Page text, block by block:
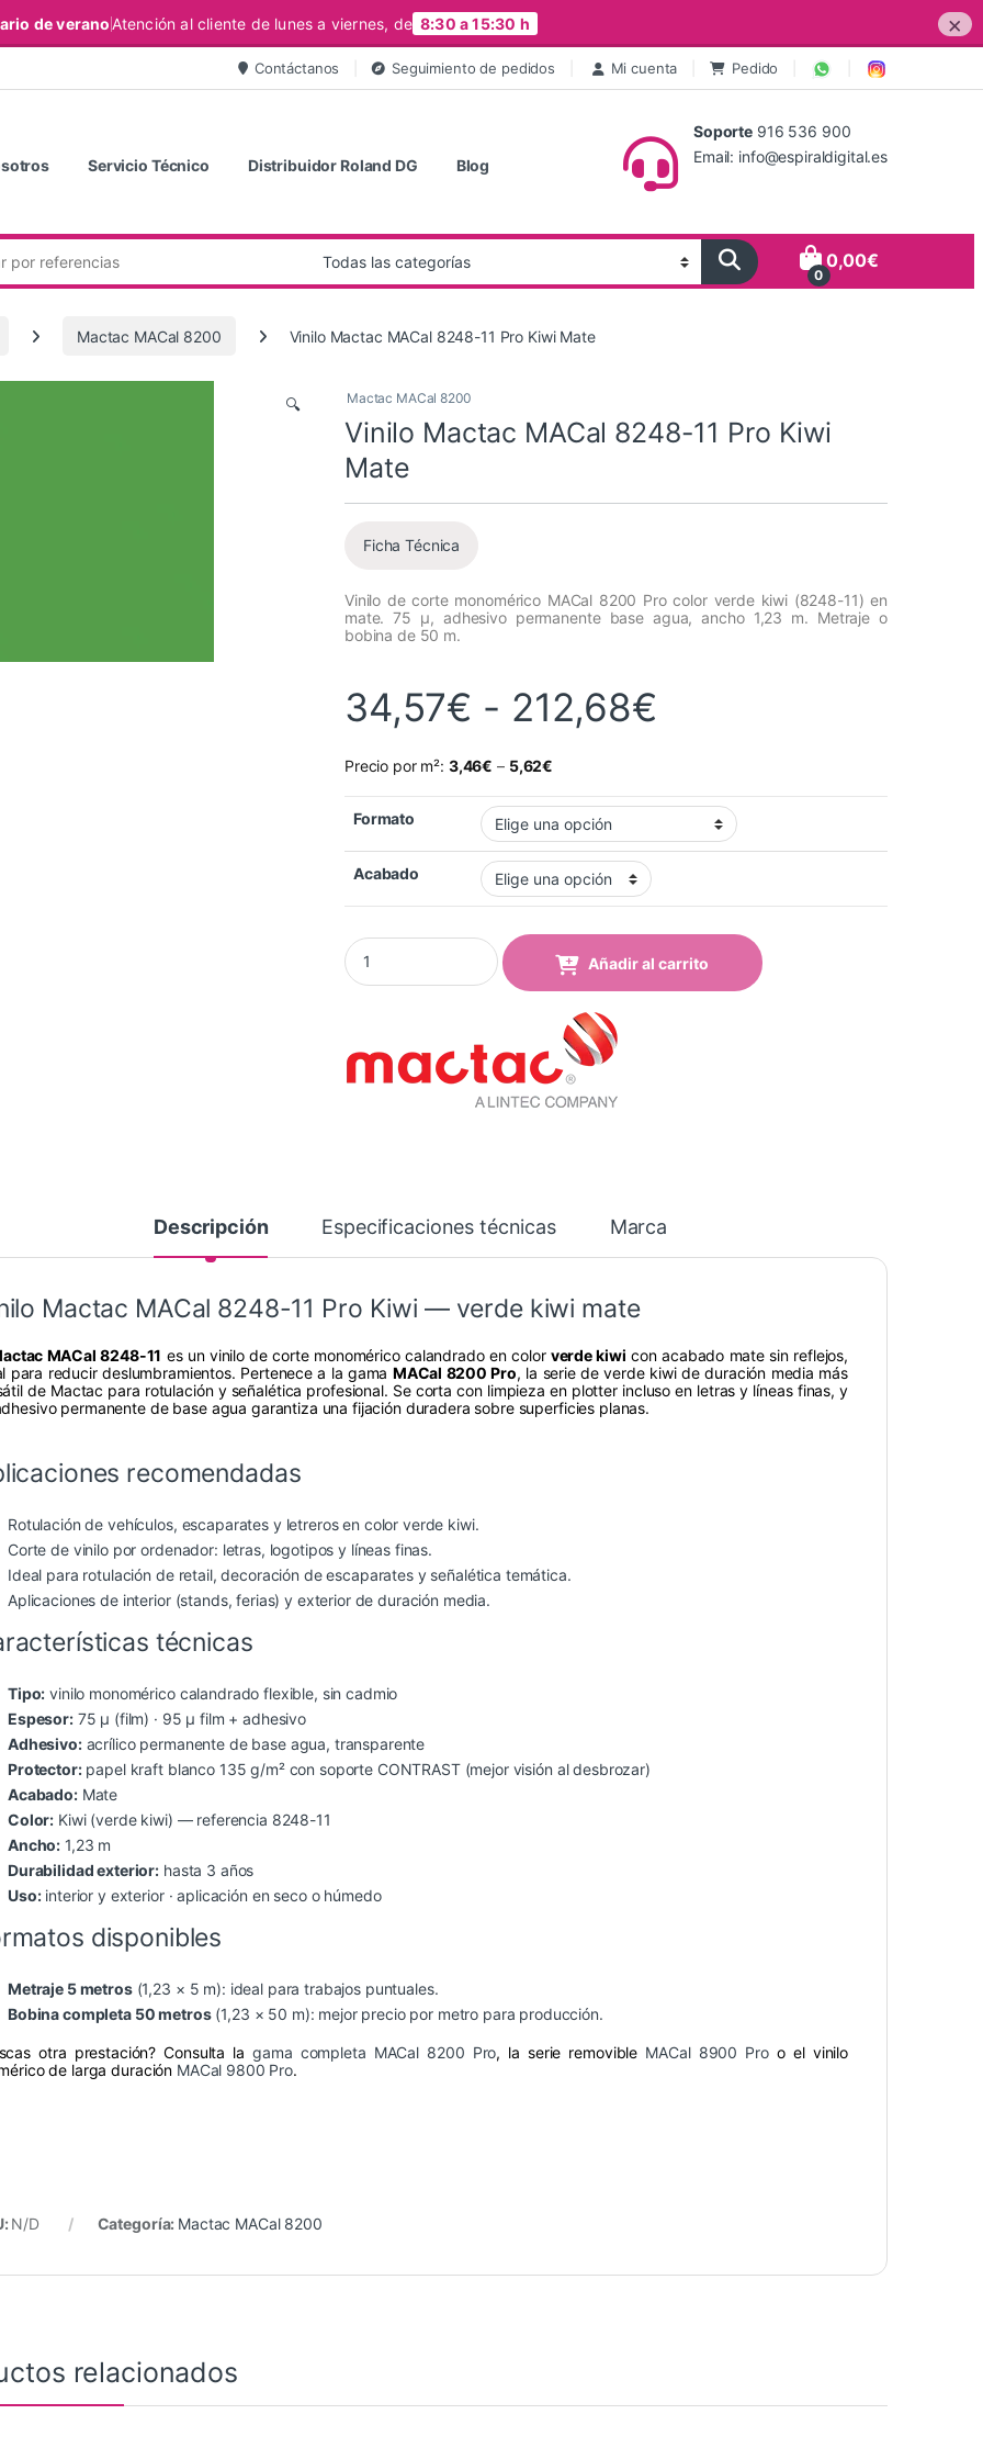
de veranoAtención al cliente de lunes a viernes, de 8:30 a 15:30 h ×
Contáctanos Seguimiento de pedidos Mi cuenta Pedido
Servicio Técnico Distribuidor Roland DG Blog
Soporte 916 536 900
Email: info@espiraldigital.es
0
0,00€
Mactac MACal 8200 Vinilo Mactac MACal 8248-11 Pro Kiwi Mate
🔍 Mactac MACal 8200
Vinilo Mactac MACal 8248-11 Pro Kiwi
Mate
Ficha Técnica
Vinilo de corte monomérico MACal 8200 Pro color verde kiwi (8248-11) en
mate. 75 µ, adhesivo permanente base agua, ancho 1,23 m. Metraje o
bobina de 50 m.
34,57€ - 212,68€
Precio por m²: 3,46€ – 5,62€
Formato
Acabado
Vinilo Mactac MACal 8248-11 Pro Kiwi Mate quantity
Añadir al carrito
Descripción Especificaciones técnicas Marca
Mactac MACal 8248-11 Pro Kiwi — verde kiwi mate
MACal 8248-11 es un vinilo de corte monomérico calandrado en color verde kiwi con acabado mate sin reflejos,
para reducir deslumbramientos. Pertenece a la gama MACal 8200 Pro, la serie de verde kiwi de duración media más
de Mactac para rotulación y señalética profesional. Se corta con limpieza en plotter incluso en letras y líneas finas, y
permanente de base agua garantiza una fijación duradera sobre superficies planas.
recomendadas
Rotulación de vehículos, escaparates y letreros en color verde kiwi.
Corte de vinilo por ordenador: letras, logotipos y líneas finas.
Ideal para rotulación de retail, decoración de escaparates y señalética temática.
Aplicaciones de interior (stands, ferias) y exterior de duración media.
técnicas
Tipo: vinilo monomérico calandrado flexible, sin cadmio
Espesor:75 µ (film) · 95 µ film + adhesivo
Adhesivo:acrílico permanente de base agua, transparente
Protector:papel kraft blanco 135 g/m² con soporte CONTRAST (mejor visión al desbrozar)
Acabado:Mate
Color: Kiwi (verde kiwi) — referencia 8248-11
Ancho: 1,23 m
Durabilidad exterior: hasta 3 años
Uso:interior y exterior · aplicación en seco o húmedo
disponibles
Metraje 5 metros(1,23 × 5 m): ideal para trabajos puntuales.
Bobina completa 50 metros(1,23 × 50 m): mejor precio por metro para producción.
otra prestación? Consulta lagama completa MACal 8200 Pro, la serie removible MACal 8900 Proo el vinilo
de larga duración MACal 9800 Pro.
N/D Categoría: Mactac MACal 8200
relacionados